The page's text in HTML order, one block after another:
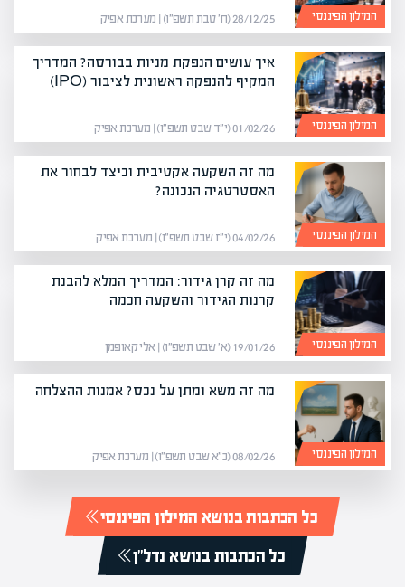
המילון הפיננסי 28/12/25 (ח׳ טבת תשפ״ו) | מערכת אפיק
המילון הפיננסי
איך עושים הנפקת מניות בבורסה? המדריך
המקיף להנפקה ראשונית לציבור (IPO)
01/02/26 (י״ד שבט תשפ״ו) | מערכת אפיק
המילון הפיננסי
מה זה השקעה אקטיבית וכיצד לבחור את
האסטרטגיה הנכונה?
04/02/26 (י״ז שבט תשפ״ו) | מערכת אפיק
המילון הפיננסי
מה זה קרן גידור: המדריך המלא להבנת
קרנות הגידור והשקעה חכמה
19/01/26 (א׳ שבט תשפ״ו) | אלי קאופמן
המילון הפיננסי
מה זה משא ומתן על נכס? אמנות ההצלחה
08/02/26 (כ״א שבט תשפ״ו) | מערכת אפיק
כל הכתבות בנושא המילון הפיננסי
כל הכתבות בנושא נדל"ן